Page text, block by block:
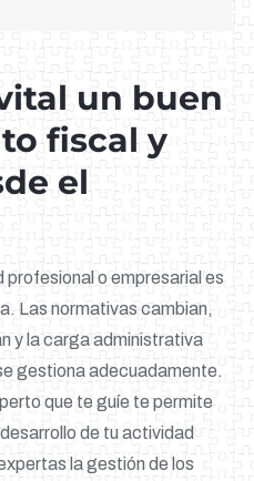
un buen
fiscal y
el
o empresarial es
Las normativas cambian,
y la carga administrativa
gestiona adecuadamente.
que te guíe te permite
de tu actividad
la gestión de los